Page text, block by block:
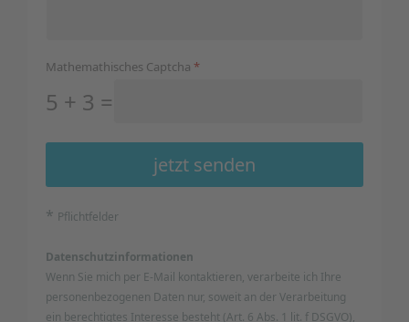
Mathemathisches Captcha *
5 + 3 =
jetzt senden
* Pflichtfelder
Datenschutzinformationen
Wenn Sie mich per E-Mail kontaktieren, verarbeite ich Ihre
personenbezogenen Daten nur, soweit an der Verarbeitung
ein berechtigtes Interesse besteht (Art. 6 Abs. 1 lit. f DSGVO),